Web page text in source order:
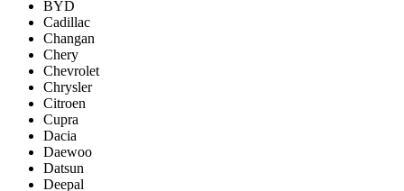
BYD
Cadillac
Changan
Chery
Chevrolet
Chrysler
Citroen
Cupra
Dacia
Daewoo
Datsun
Deepal